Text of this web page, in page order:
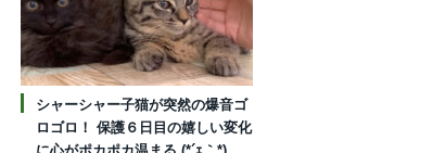
シャーシャー子猫が突然の爆音ゴ
ロゴロ！ 保護６日目の嬉しい変化